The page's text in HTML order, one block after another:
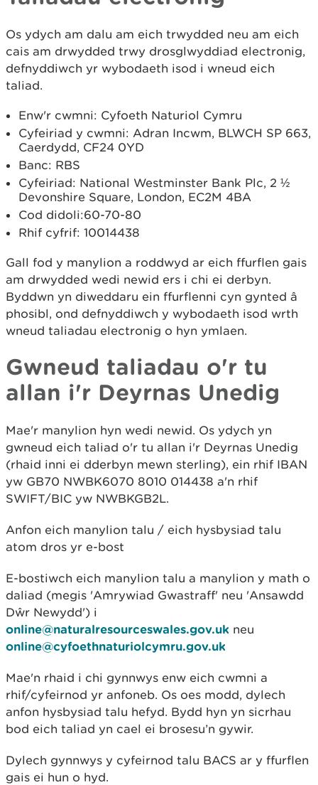
Os ydych am dalu am eich trwydded neu am eich
cais am drwydded trwy drosglwyddiad electronig,
defnyddiwch yr wybodaeth isod i wneud eich
taliad.
Enw'r cwmni: Cyfoeth Naturiol Cymru
Cyfeiriad y cwmni: Adran Incwm, BLWCH SP 663,
Caerdydd, CF24 0YD
Banc: RBS
Cyfeiriad: National Westminster Bank Plc, 2 ½
Devonshire Square, London, EC2M 4BA
Cod didoli:60-70-80
Rhif cyfrif: 10014438
Gall fod y manylion a roddwyd ar eich ffurflen gais
am drwydded wedi newid ers i chi ei derbyn.
Byddwn yn diweddaru ein ffurflenni cyn gynted â
phosibl, ond defnyddiwch y wybodaeth isod wrth
wneud taliadau electronig o hyn ymlaen.
Gwneud taliadau o'r tu
allan i'r Deyrnas Unedig
Mae'r manylion hyn wedi newid. Os ydych yn
gwneud eich taliad o'r tu allan i'r Deyrnas Unedig
(rhaid inni ei dderbyn mewn sterling), ein rhif IBAN
yw GB70 NWBK6070 8010 014438 a'n rhif
SWIFT/BIC yw NWBKGB2L.
Anfon eich manylion talu / eich hysbysiad talu
atom dros yr e-bost
E-bostiwch eich manylion talu a manylion y math o
daliad (megis 'Amrywiad Gwastraff' neu 'Ansawdd
Dŵr Newydd') i
online@naturalresourceswales.gov.uk neu
online@cyfoethnaturiolcymru.gov.uk
Mae'n rhaid i chi gynnwys enw eich cwmni a
rhif/cyfeirnod yr anfoneb. Os oes modd, dylech
anfon hysbysiad talu hefyd. Bydd hyn yn sicrhau
bod eich taliad yn cael ei brosesu’n gywir.
Dylech gynnwys y cyfeirnod talu BACS ar y ffurflen
gais ei hun o hyd.